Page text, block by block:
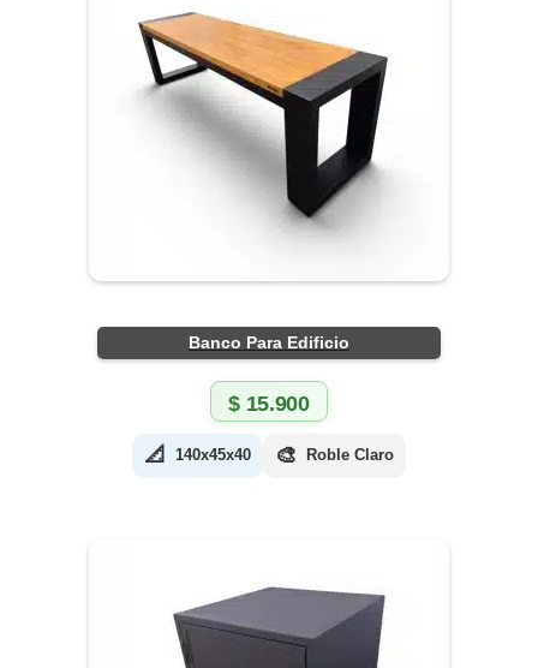
Banco Para Edificio
$15.900
📐 140x45x40 🎨 Roble Claro